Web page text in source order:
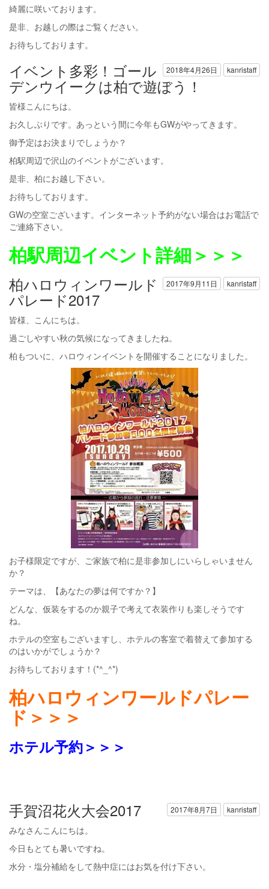
綺麗に咲いております。
是非、お越しの際はご覧ください。
お待ちしております。
2018年4月26日 kanristaff
イベント多彩！ゴール
デンウイークは柏で遊ぼう！
皆様こんにちは。
お久しぶりです。あっという間に今年もGWがやってきます。
御予定はお決まりでしょうか？
柏駅周辺で沢山のイベントがございます。
是非、柏にお越し下さい。
お待ちしております。
GWの空室ございます。インターネット予約がない場合はお電話で
ご連絡下さい。
柏駅周辺イベント詳細＞＞＞
2017年9月11日 kanristaff
柏ハロウィンワールド
パレード2017
皆様、こんにちは。
過ごしやすい秋の気候になってきましたね。
柏もついに、ハロウィンイベントを開催することになりました。
お子様限定ですが、ご家族で柏に是非参加しにいらしゃいません
か？
テーマは、【あなたの夢は何ですか？】
どんな、仮装をするのか親子で考えて衣装作りも楽しそうです
ね。
ホテルの空室もございますし、ホテルの客室で着替えて参加する
のはいかがでしょうか？
お待ちしております！(*^_^*)
柏ハロウィンワールドパレー
ド＞＞＞
ホテル予約＞＞＞
2017年8月7日 kanristaff
手賀沼花火大会2017
みなさんこんにちは。
今日もとても暑いですね。
水分・塩分補給をして熱中症にはお気を付け下さい。